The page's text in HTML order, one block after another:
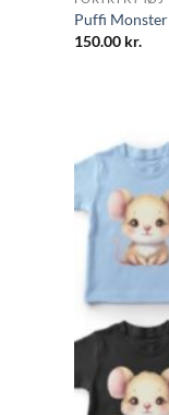
Puffi Monster
150.00 kr.